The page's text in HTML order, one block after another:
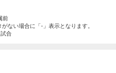
前
ない場合に「-」表示となります。
合